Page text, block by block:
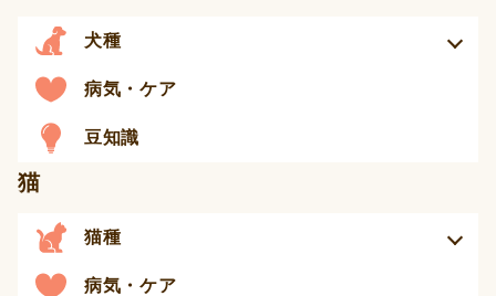
犬種
病気・ケア
豆知識
猫
猫種
病気・ケア